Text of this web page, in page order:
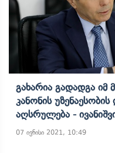
Გახარია Გადადგა
Კანონის
Აღსრულება -
07 ივნისი 2021, 10:49